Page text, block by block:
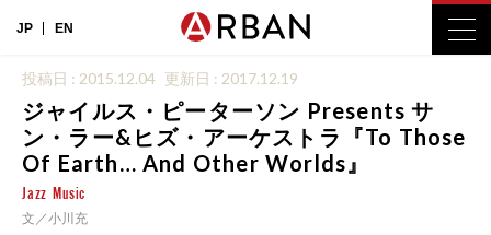
JP EN
投稿日 : 2015.12.04 更新日 : 2017.12.19
ジャイルス・ピーターソン Presents サ
ン・ラー&ヒズ・アーケストラ『To Those
Of Earth… And Other Worlds』
Jazz Music
文／小川充